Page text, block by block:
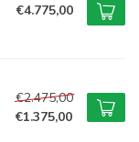
€4.775,00
€2.475,00
€1.375,00